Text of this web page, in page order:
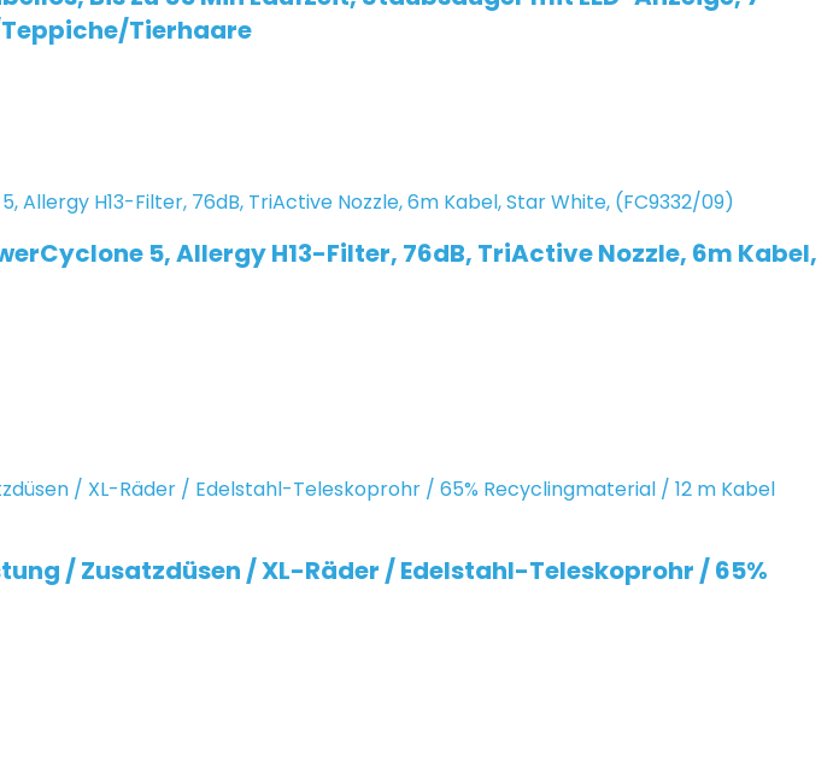
Tierhaare
5, Allergy H13-Filter, 76dB, TriActive Nozzle, 6m Kabel,
/ Zusatzdüsen / XL-Räder / Edelstahl-Teleskoprohr / 65%